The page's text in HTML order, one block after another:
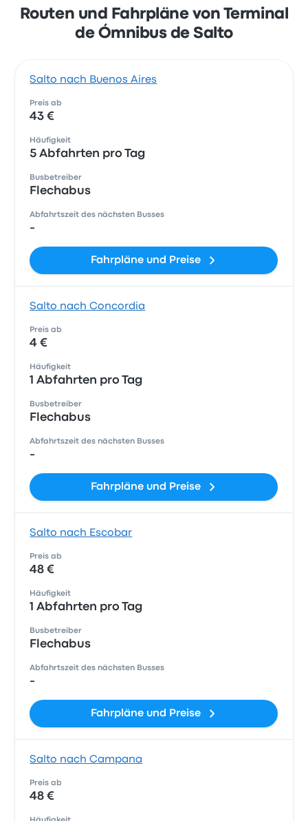
Routen und Fahrpläne von Terminal
de Ómnibus de Salto
Salto nach Buenos Aires
Preis ab
43 €
Häufigkeit
5 Abfahrten pro Tag
Busbetreiber
Flechabus
Abfahrtszeit des nächsten Busses
-
Fahrpläne und Preise
Salto nach Concordia
Preis ab
4 €
Häufigkeit
1 Abfahrten pro Tag
Busbetreiber
Flechabus
Abfahrtszeit des nächsten Busses
-
Fahrpläne und Preise
Salto nach Escobar
Preis ab
48 €
Häufigkeit
1 Abfahrten pro Tag
Busbetreiber
Flechabus
Abfahrtszeit des nächsten Busses
-
Fahrpläne und Preise
Salto nach Campana
Preis ab
48 €